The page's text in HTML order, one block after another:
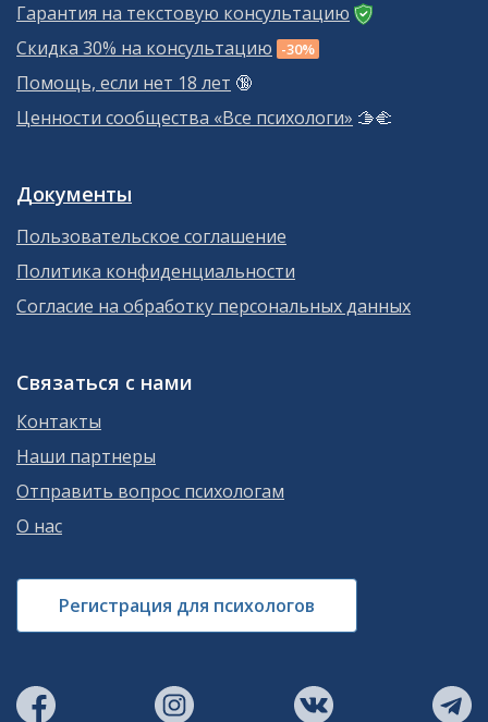
Гарантия на текстовую консультацию
Скидка 30% на консультацию -30%
Помощь, если нет 18 лет 🔞
Ценности сообщества «Все психологи» 🫱‍🫲
Документы
Пользовательское соглашение
Политика конфиденциальности
Согласие на обработку персональных данных
Связаться с нами
Контакты
Наши партнеры
Отправить вопрос психологам
О нас
Регистрация для психологов